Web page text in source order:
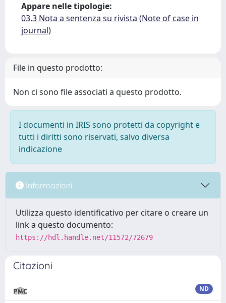
Appare nelle tipologie:
03.3 Nota a sentenza su rivista (Note of case in
journal)
File in questo prodotto:
Non ci sono file associati a questo prodotto.
I documenti in IRIS sono protetti da copyright e
tutti i diritti sono riservati, salvo diversa
indicazione
Informazioni
Utilizza questo identificativo per citare o creare un
link a questo documento:
https://hdl.handle.net/11572/72679
Citazioni
ND